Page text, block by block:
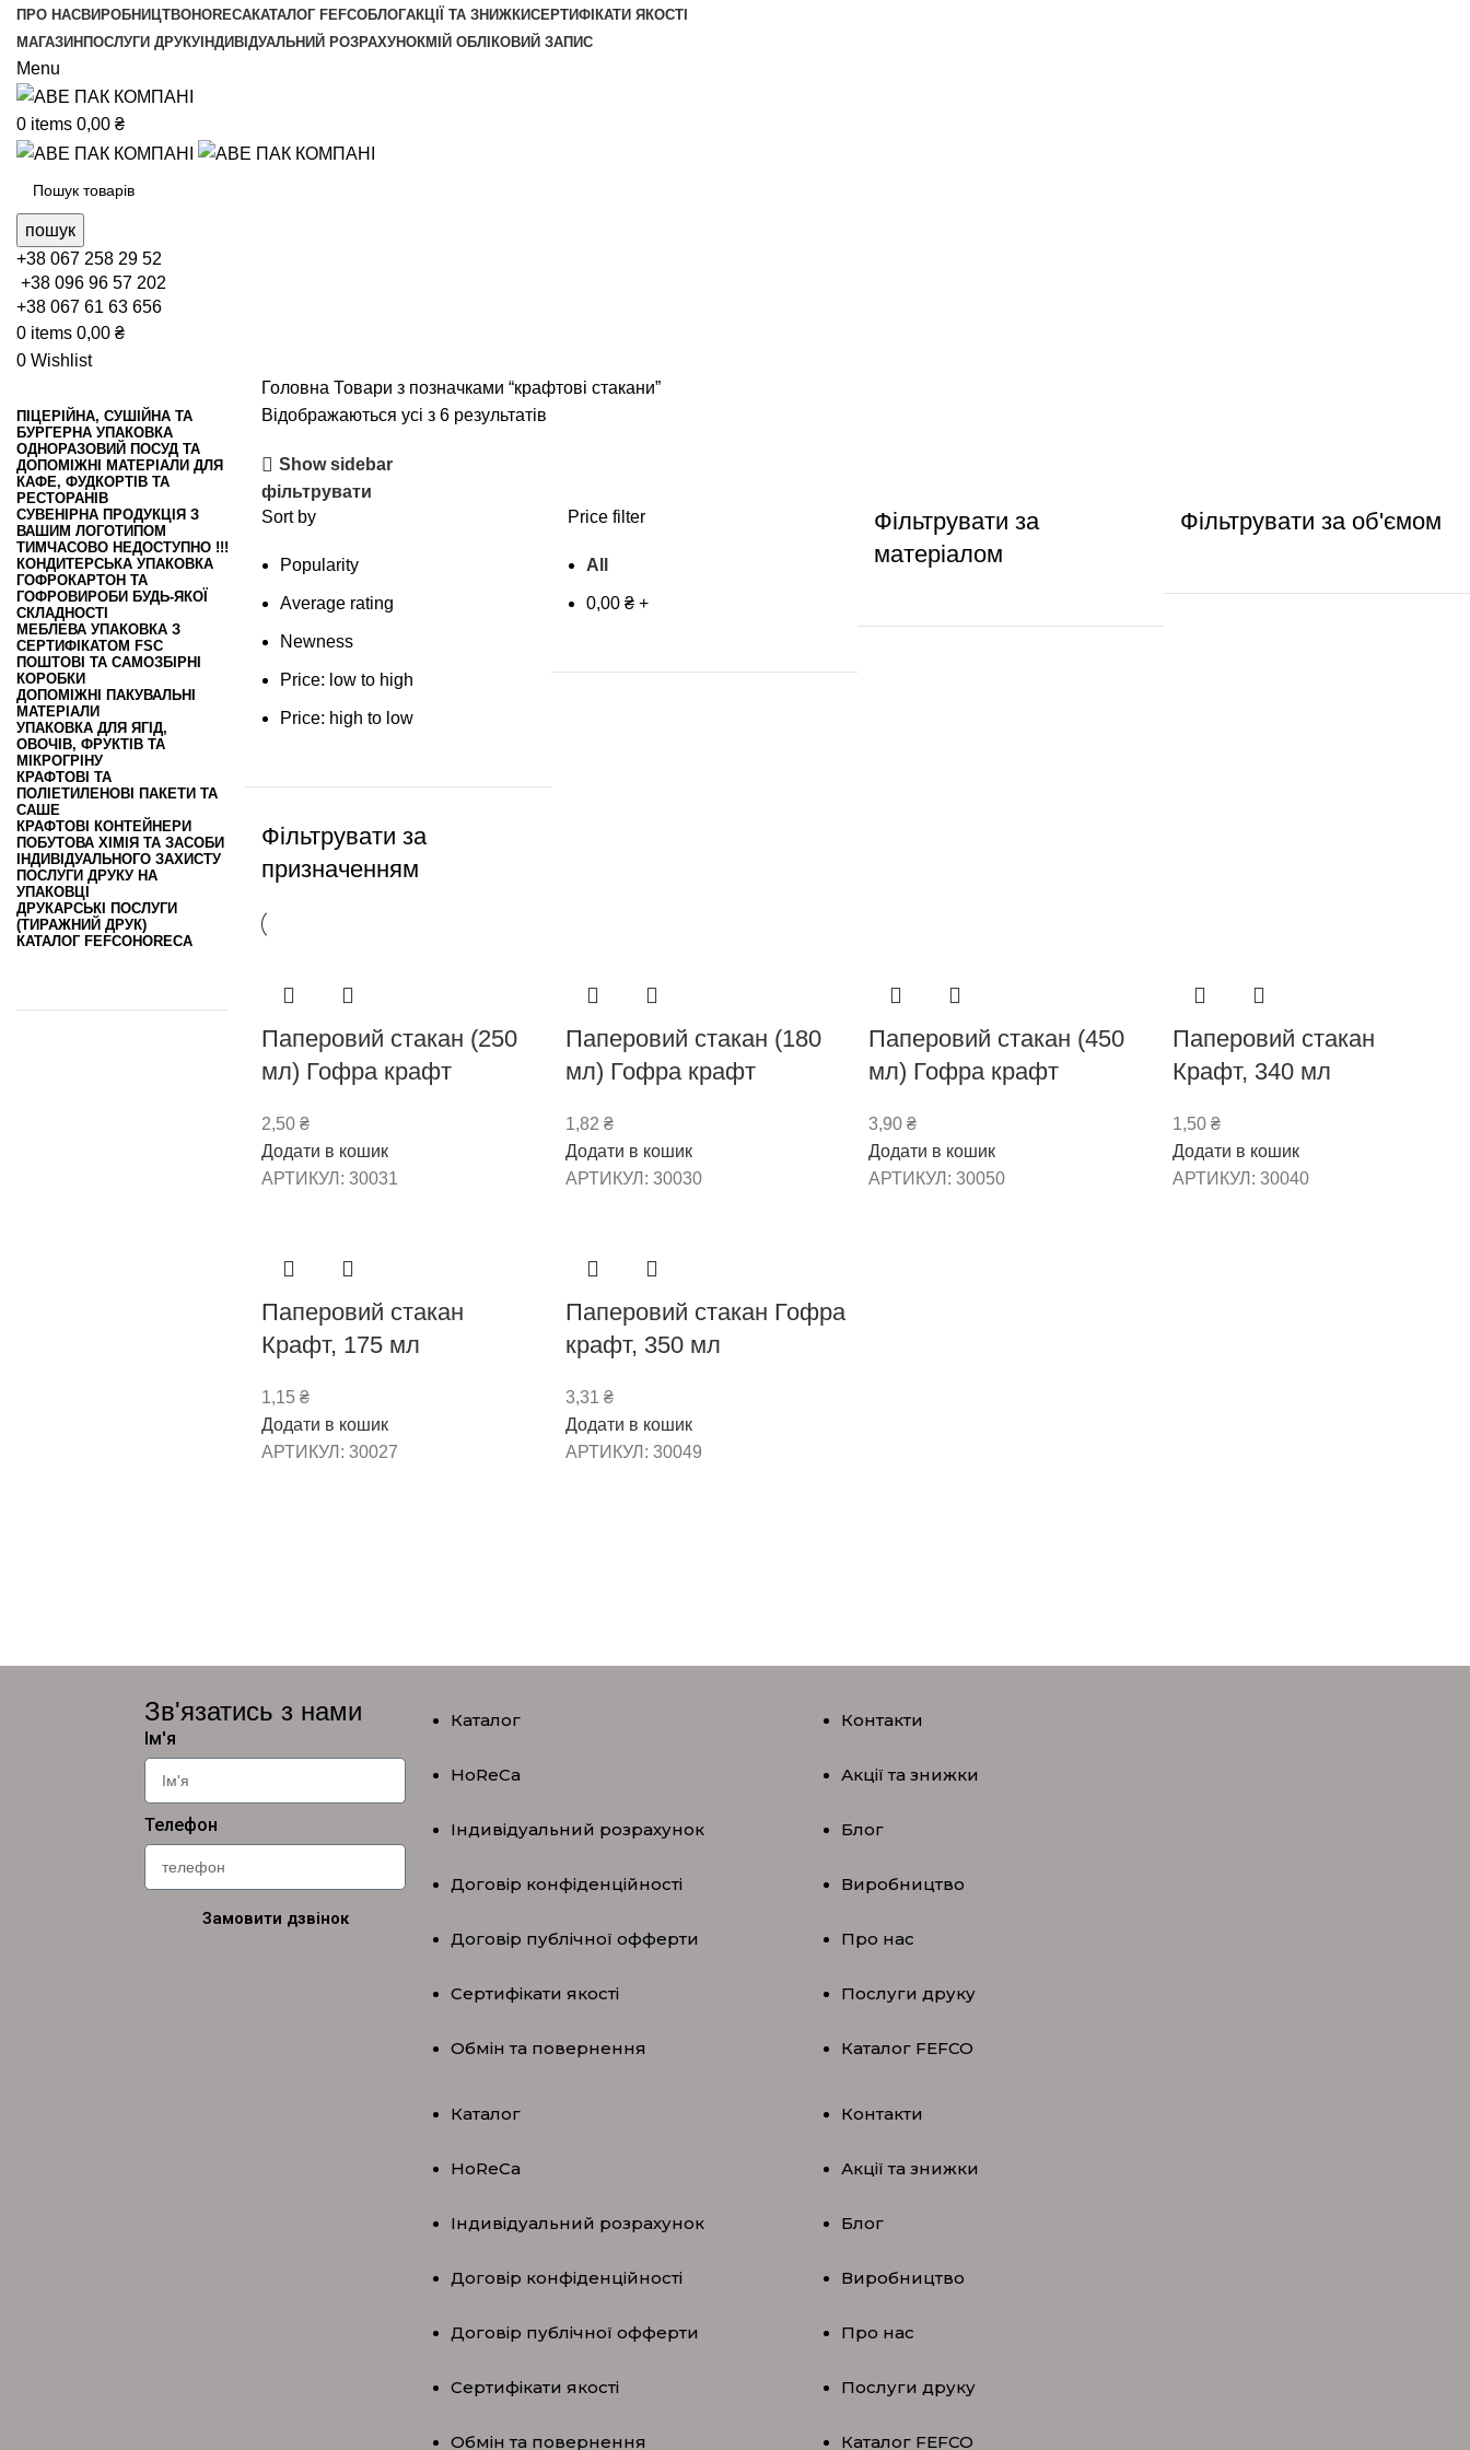
ПРО НАСВИРОБНИЦТВОHORECAКАТАЛОГ FEFCOБЛОГАКЦІЇ ТА ЗНИЖКИСЕРТИФІКАТИ ЯКОСТІ
МАГАЗИН ПОСЛУГИ ДРУКУ ІНДИВІДУАЛЬНИЙ РОЗРАХУНОКМІЙ ОБЛІКОВИЙ ЗАПИС
Menu
0 items 0,00 ₴
пошук
+38 067 258 29 52
+38 096 96 57 202
+38 067 61 63 656
0 items 0,00 ₴
0 Wishlist
ПІЦЕРІЙНА, СУШІЙНА ТА
БУРГЕРНА УПАКОВКА
ОДНОРАЗОВИЙ ПОСУД ТА
ДОПОМІЖНІ МАТЕРІАЛИ ДЛЯ
КАФЕ, ФУДКОРТІВ ТА
РЕСТОРАНІВ
СУВЕНІРНА ПРОДУКЦІЯ З
ВАШИМ ЛОГОТИПОМ
ТИМЧАСОВО НЕДОСТУПНО !!!
КОНДИТЕРСЬКА УПАКОВКА
ГОФРОКАРТОН ТА
ГОФРОВИРОБИ БУДЬ-ЯКОЇ
СКЛАДНОСТІ
МЕБЛЕВА УПАКОВКА З
СЕРТИФІКАТОМ FSC
ПОШТОВІ ТА САМОЗБІРНІ
КОРОБКИ
ДОПОМІЖНІ ПАКУВАЛЬНІ
МАТЕРІАЛИ
УПАКОВКА ДЛЯ ЯГІД,
ОВОЧІВ, ФРУКТІВ ТА
МІКРОГРІНУ
КРАФТОВІ ТА
ПОЛІЕТИЛЕНОВІ ПАКЕТИ ТА
САШЕ
КРАФТОВІ КОНТЕЙНЕРИ
ПОБУТОВА ХІМІЯ ТА ЗАСОБИ
ІНДИВІДУАЛЬНОГО ЗАХИСТУ
ПОСЛУГИ ДРУКУ НА
УПАКОВЦІ
ДРУКАРСЬКІ ПОСЛУГИ
(ТИРАЖНИЙ ДРУК)
КАТАЛОГ FEFCOHORECA
Головна Товари з позначками “крафтові стакани”
Відображаються усі з 6 результатів
Show sidebar
фільтрувати
Sort by
Popularity
Average rating
Newness
Price: low to high
Price: high to low
Price filter
All
0,00 ₴ +
Фільтрувати за
матеріалом
Фільтрувати за об'ємом
Фільтрувати за
призначенням
Паперовий стакан (250
мл) Гофра крафт
2,50 ₴
Додати в кошик
АРТИКУЛ: 30031
Паперовий стакан (180
мл) Гофра крафт
1,82 ₴
Додати в кошик
АРТИКУЛ: 30030
Паперовий стакан (450
мл) Гофра крафт
3,90 ₴
Додати в кошик
АРТИКУЛ: 30050
Паперовий стакан
Крафт, 340 мл
1,50 ₴
Додати в кошик
АРТИКУЛ: 30040
Паперовий стакан
Крафт, 175 мл
1,15 ₴
Додати в кошик
АРТИКУЛ: 30027
Паперовий стакан Гофра
крафт, 350 мл
3,31 ₴
Додати в кошик
АРТИКУЛ: 30049
Зв'язатись з нами
Ім'я
Телефон
Замовити дзвінок
Каталог
HoReCa
Індивідуальний розрахунок
Договір конфіденційності
Договір публічної офферти
Сертифікати якості
Обмін та повернення
Каталог
HoReCa
Індивідуальний розрахунок
Договір конфіденційності
Договір публічної офферти
Сертифікати якості
Обмін та повернення
Контакти
Акції та знижки
Блог
Виробництво
Про нас
Послуги друку
Каталог FEFCO
Контакти
Акції та знижки
Блог
Виробництво
Про нас
Послуги друку
Каталог FEFCO